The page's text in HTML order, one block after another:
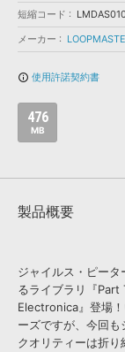
SLS
短縮コード
メーカー
info_outline 使用許諾契約書
476
MB
製品概要
ジャイルス・ピー
るライブラリ『
Electronica』登場
ーズですが、今回
クオリティーは折